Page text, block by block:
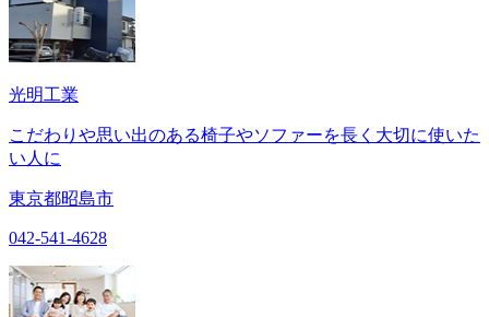
光明工業
こだわりや思い出のある椅子やソファーを長く大切に使いた
い人に
東京都昭島市
042-541-4628